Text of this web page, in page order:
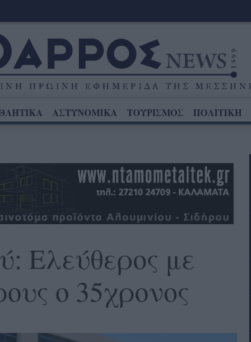
ΑΣΤΥΝΟΜΙΚΑ ΤΟΥΡΙΣΜΟΣ ΠΟΛΙΤΙΚΗ
Ελεύθερος με
ο 35χρονος